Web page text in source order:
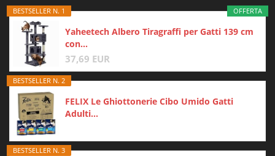
OFFERTA
BESTSELLER N. 1
Yaheetech Albero Tiragraffi per Gatti 139 cm
con...
37,69 EUR
BESTSELLER N. 2
FELIX Le Ghiottonerie Cibo Umido Gatti
Adulti...
BESTSELLER N. 3